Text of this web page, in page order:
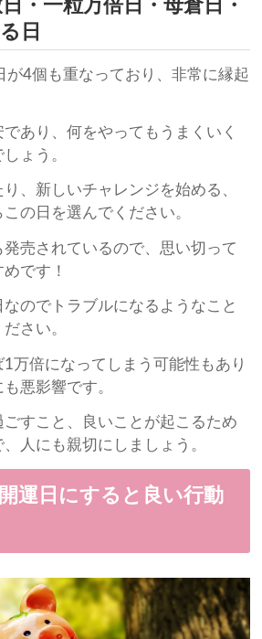
・一粒万倍日・母倉日・
日
が4個も重なっており、非常に縁起
あり、何をやってもうまくいく
ょう。
、新しいチャレンジを始める、
の日を選んでください。
売されているので、思い切って
です！
のでトラブルになるようなこと
さい。
万倍になってしまう可能性もあり
悪影響です。
すこと、良いことが起こるため
人にも親切にしましょう。